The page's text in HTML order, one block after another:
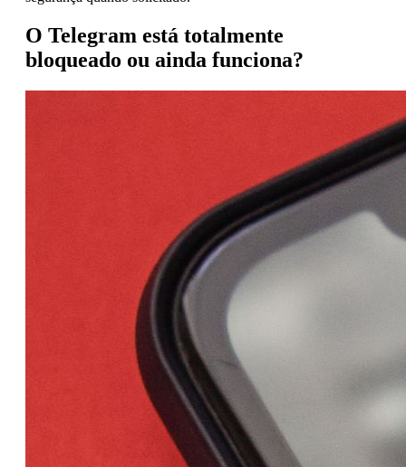
O Telegram está totalmente
bloqueado ou ainda funciona?